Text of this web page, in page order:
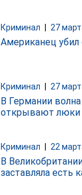
Криминал 27
Американец убил
Криминал 27
В Германии
открывают
Криминал | 22
В
заставляла есть